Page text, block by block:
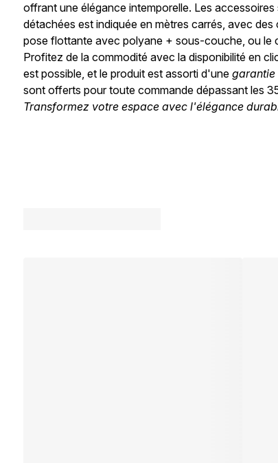
offrant une élégance intemporelle. Les
détachées est indiquée en mètres carrés, avec
pose flottante avec polyane + sous-couche, ou le
Profitez de la commodité avec la disponibilité en
est possible, et le produit est assorti d'unegarantie
sont offerts pour toute commande dépassant les
Transformez votre espace avec l'élégance